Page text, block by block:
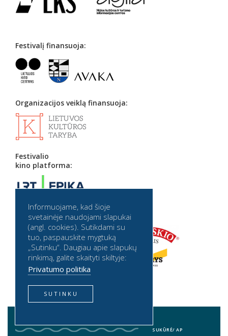
Festivalį finansuoja:
Organizacijos veiklą finansuoja:
Festivalio
kino platforma:
Partneriai:
SUKŪRĖ/ AP
Informuojame, kad šioje
svetainėje naudojami slapukai
(angl. cookies). Sutikdami su
tuo, paspauskite mygtuką
„Sutinku“. Daugiau apie slapukų
rinkimą, galite skaityti skiltyje:
Privatumo politika
SUTINKU